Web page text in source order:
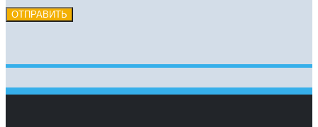
ОТПРАВИТЬ